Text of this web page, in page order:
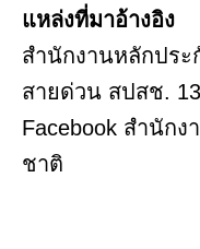
แหล่งที่มาอ้างอิง
สำนักงานหลักปร
สายด่วน สปสช.
Facebook สำนัก
ชาติ